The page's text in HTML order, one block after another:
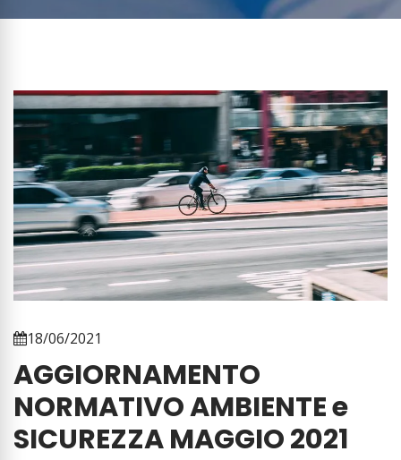
18/06/2021
AGGIORNAMENTO
NORMATIVO AMBIENTE e
SICUREZZA MAGGIO 2021